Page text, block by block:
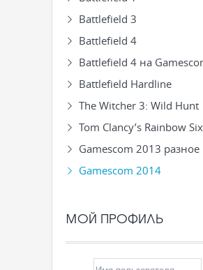
Battlefield 3
Battlefield 4
Battlefield 4 на
Battlefield Hardline
The Witcher 3: Wild Hunt
Tom Clancy’s Rainbow
Gamescom 2013 разное
Gamescom 2014
МОЙ ПРОФИЛЬ